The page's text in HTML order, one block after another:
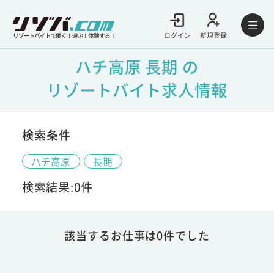
リゾートバイトで働く！遊ぶ！体験する！ ログイン 新規登録
ハチ高原 長期 の
リゾートバイト求人情報
検索条件
ハチ高原 長期
検索結果:0件
該当するお仕事は0件でした